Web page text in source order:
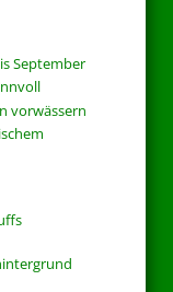
September
vorwässern